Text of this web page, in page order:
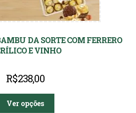
DA SORTE COM FERRERO
E VINHO
R$238,00
Ver opções